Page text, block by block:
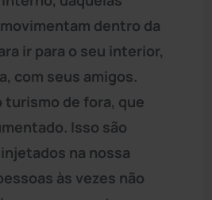
dentro da
ir para o seu interior,
com seus amigos.
turismo de fora, que
Isso são
na nossa
às vezes não